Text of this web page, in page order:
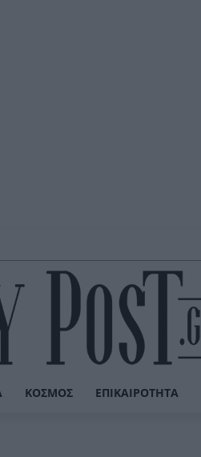
ΚΌΣΜΟΣ ΕΠΙΚΑΙΡΌΤΗΤΑ